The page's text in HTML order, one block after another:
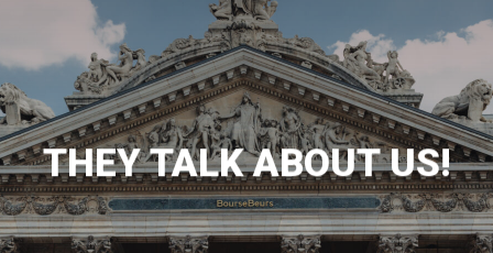
THEY TALK ABOUT US!